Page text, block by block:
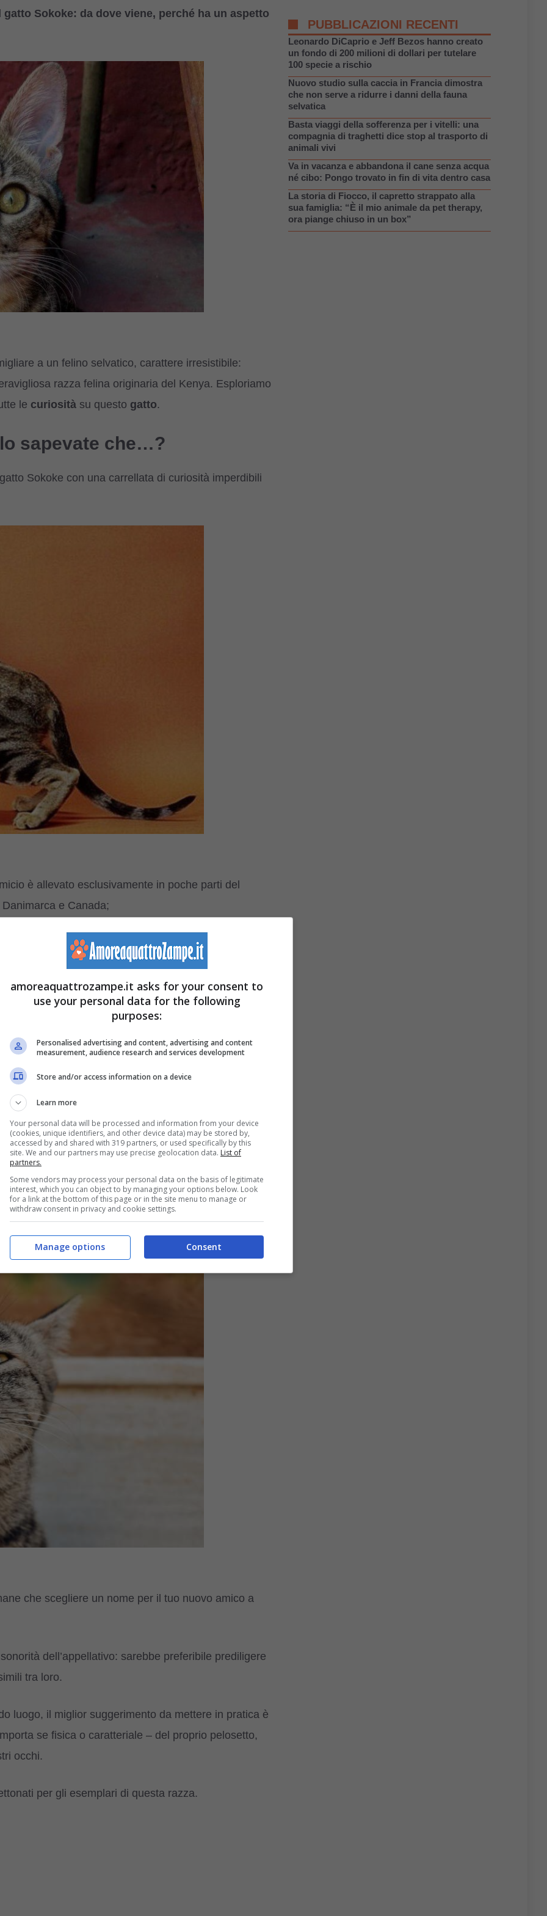
Sokoke: da dove viene, perché ha un aspetto
a un felino selvatico, carattere irresistibile:
razza felina originaria del Kenya. Esploriamo
le curiosità su questo gatto.
sapevate che…?
Sokoke con una carrellata di curiosità imperdibili
è allevato esclusivamente in poche parti del
e Canada;
come African Shorthair e
Si tratta di una parola usata da una tribù africana per
particolare mantello;
Bengala: nonostante si tratti di mici che condividono
a razze feline ben distinte. Consulta questo
e Bengala
facilmente abituato alle passeggiate al guinzaglio;
infatti, sono dei provetti nuotatori e degli abili
il tuo gatto in un influencer su Instagram in poche
e del tuo cuore a questo pelosetto.
che scegliere un nome per il tuo nuovo amico a
dell’appellativo: sarebbe preferibile prediligere
tra loro.
luogo, il miglior suggerimento da mettere in pratica è
se fisica o caratteriale – del proprio pelosetto,
occhi.
per gli esemplari di questa razza.
PUBBLICAZIONI RECENTI
Leonardo DiCaprio e Jeff Bezos hanno creato
un fondo di 200 milioni di dollari per tutelare
100 specie a rischio
Nuovo studio sulla caccia in Francia dimostra
che non serve a ridurre i danni della fauna
selvatica
Basta viaggi della sofferenza per i vitelli: una
compagnia di traghetti dice stop al trasporto di
animali vivi
Va in vacanza e abbandona il cane senza acqua
né cibo: Pongo trovato in fin di vita dentro casa
La storia di Fiocco, il capretto strappato alla
sua famiglia: “È il mio animale da pet therapy,
ora piange chiuso in un box”
amoreaquattrozampe.it asks for your consent to
use your personal data for the following
purposes:
Personalised advertising and content, advertising and content
measurement, audience research and services development
Store and/or access information on a device
Learn more
Your personal data will be processed and information from your device
(cookies, unique identifiers, and other device data) may be stored by,
accessed by and shared with 319 partners, or used specifically by this
site. We and our partners may use precise geolocation data. List of
partners.
Some vendors may process your personal data on the basis of legitimate
interest, which you can object to by managing your options below. Look
for a link at the bottom of this page or in the site menu to manage or
withdraw consent in privacy and cookie settings.
Consent
Manage options